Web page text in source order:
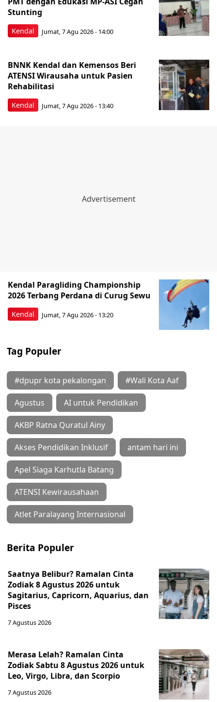
Kendal
Stunting
Jumat, 7 Agu 2026 - 14:00
Kendal
BNNK Kendal dan Kemensos Beri
ATENSI Wirausaha untuk Pasien
Rehabilitasi
Jumat, 7 Agu 2026 - 13:40
Kendal
Kendal Paragliding Championship
2026 Terbang Perdana di Curug Sewu
Jumat, 7 Agu 2026 - 13:20
Tag Populer
#dpupr kota pekalongan #Wali Kota Aaf
Agustus AI untuk Pendidikan
AKBP Ratna Quratul Ainy
Akses Pendidikan Inklusif antam hari ini
Apel Siaga Karhutla Batang
ATENSI Kewirausahaan
Atlet Paralayang Internasional
Berita Populer
Saatnya Belibur? Ramalan Cinta
Zodiak 8 Agustus 2026 untuk
Sagitarius, Capricorn, Aquarius, dan
Pisces
7 Agustus 2026
Merasa Lelah? Ramalan Cinta
Zodiak Sabtu 8 Agustus 2026 untuk
Leo, Virgo, Libra, dan Scorpio
7 Agustus 2026